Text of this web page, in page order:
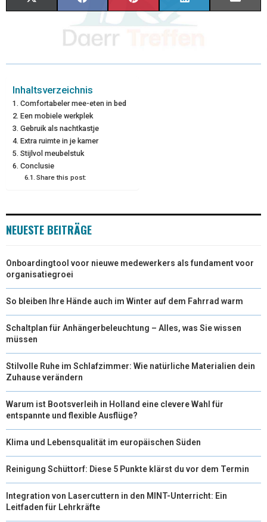
W
T
T
E
R
C
E
O
O
I
T K I
Inhaltsverzeichnis
Comfortabeler mee-eten in bed
Een mobiele werkplek
Gebruik als nachtkastje
Extra ruimte in je kamer
Stijlvol meubelstuk
Conclusie
Share this post:
NEUESTE BEITRÄGE
Onboardingtool voor nieuwe medewerkers als fundament voor
organisatiegroei
So bleiben Ihre Hände auch im Winter auf dem Fahrrad warm
Schaltplan für Anhängerbeleuchtung – Alles, was Sie wissen
müssen
Stilvolle Ruhe im Schlafzimmer: Wie natürliche Materialien dein
Zuhause verändern
Warum ist Bootsverleih in Holland eine clevere Wahl für
entspannte und flexible Ausflüge?
Klima und Lebensqualität im europäischen Süden
Reinigung Schüttorf: Diese 5 Punkte klärst du vor dem Termin
Integration von Lasercuttern in den MINT-Unterricht: Ein
Leitfaden für Lehrkräfte